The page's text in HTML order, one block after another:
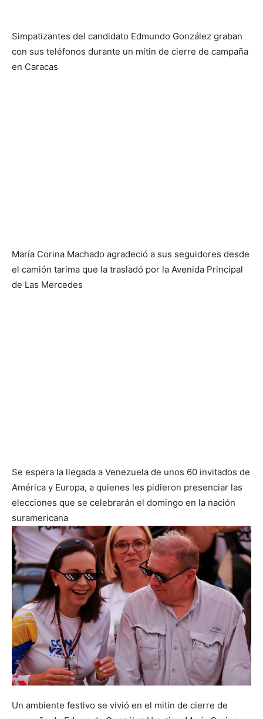
Simpatizantes del candidato Edmundo González graban
con sus teléfonos durante un mitin de cierre de campaña
en Caracas
María Corina Machado agradeció a sus seguidores desde
el camión tarima que la trasladó por la Avenida Principal
de Las Mercedes
Se espera la llegada a Venezuela de unos 60 invitados de
América y Europa, a quienes les pidieron presenciar las
elecciones que se celebrarán el domingo en la nación
suramericana
Un ambiente festivo se vivió en el mitin de cierre de